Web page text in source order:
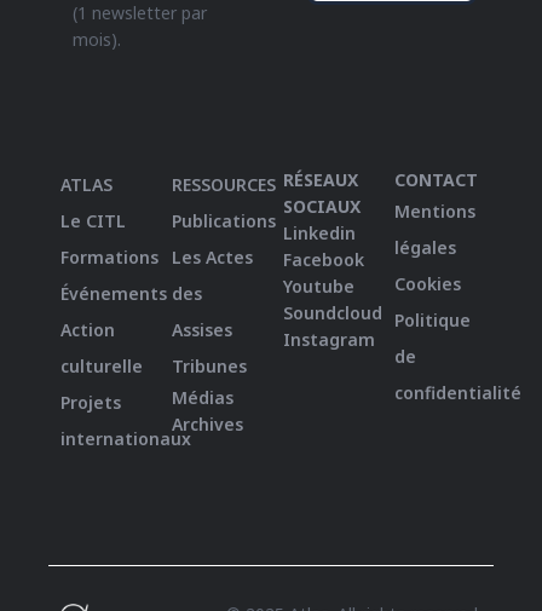
(1 newsletter par
mois).
ATLAS
Le CITL
Formations
Événements
Action
culturelle
Projets
internationaux
RESSOURCES
Publications
Les Actes
des
Assises
Tribunes
Médias
Archives
RÉSEAUX
SOCIAUX
Linkedin
Facebook
Youtube
Soundcloud
Instagram
CONTACT
Mentions
légales
Cookies
Politique
de
confidentialité